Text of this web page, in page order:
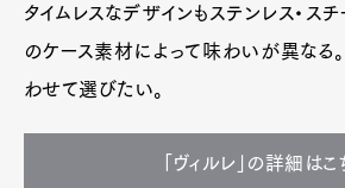
タイムレスなデザインもステンレス・ス
のケース素材によって味わいが異なる
わせて選びたい。
「ヴィルレ」の詳細はこ